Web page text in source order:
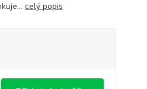
celý popis